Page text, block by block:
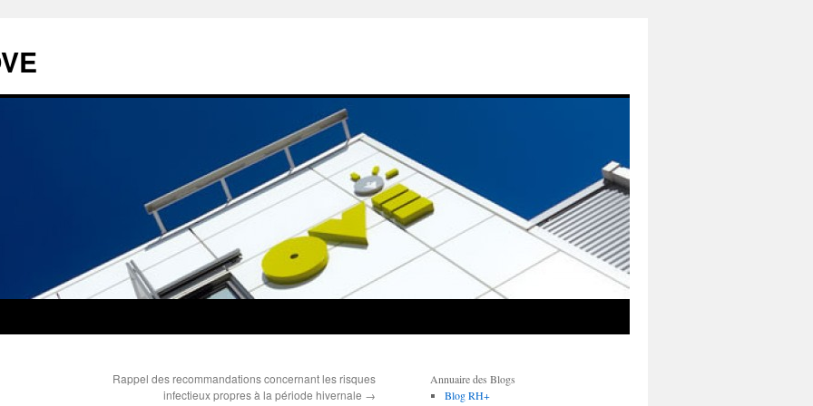
Rappel des recommandations concernant les risques
infectieux propres à la période hivernale →
Annuaire des Blogs
Blog RH+